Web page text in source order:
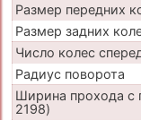
Размер передних
Размер задних
Число колес
Радиус поворота
Ширина прохода с
2198)